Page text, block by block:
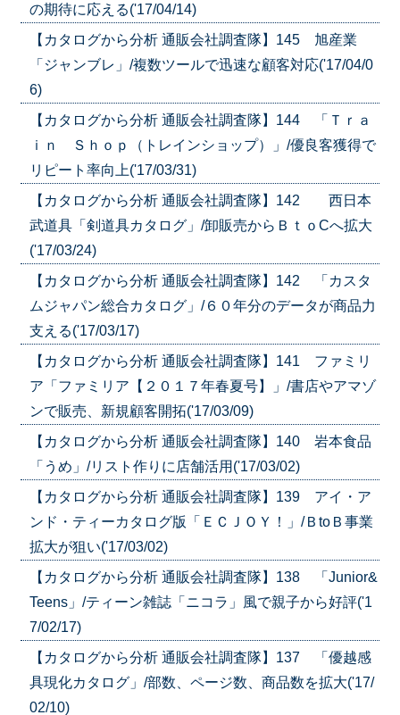
の期待に応える('17/04/14)
【カタログから分析 通販会社調査隊】145 旭産業
「ジャンブレ」/複数ツールで迅速な顧客対応('17/04/0
6)
【カタログから分析 通販会社調査隊】144 「Ｔｒａ
ｉｎ Ｓｈｏｐ（トレインショップ）」/優良客獲得で
リピート率向上('17/03/31)
【カタログから分析 通販会社調査隊】142 西日本
武道具「剣道具カタログ」/卸販売からＢｔｏCへ拡大
('17/03/24)
【カタログから分析 通販会社調査隊】142 「カスタ
ムジャパン総合カタログ」/６０年分のデータが商品力
支える('17/03/17)
【カタログから分析 通販会社調査隊】141 ファミリ
ア「ファミリア【２０１７年春夏号】」/書店やアマゾ
ンで販売、新規顧客開拓('17/03/09)
【カタログから分析 通販会社調査隊】140 岩本食品
「うめ」/リスト作りに店舗活用('17/03/02)
【カタログから分析 通販会社調査隊】139 アイ・ア
ンド・ティーカタログ版「ＥＣＪＯＹ！」/ＢtoＢ事業
拡大が狙い('17/03/02)
【カタログから分析 通販会社調査隊】138 「Junior&
Teens」/ティーン雑誌「ニコラ」風で親子から好評('1
7/02/17)
【カタログから分析 通販会社調査隊】137 「優越感
具現化カタログ」/部数、ページ数、商品数を拡大('17/
02/10)